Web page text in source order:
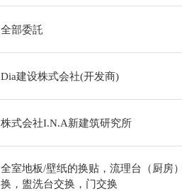
全部委託
Dia建设株式会社(开发商)
株式会社I.N.A新建筑研究所
全室地板/壁纸的换贴，流理台（厨房
换，盥洗台交换，门交换